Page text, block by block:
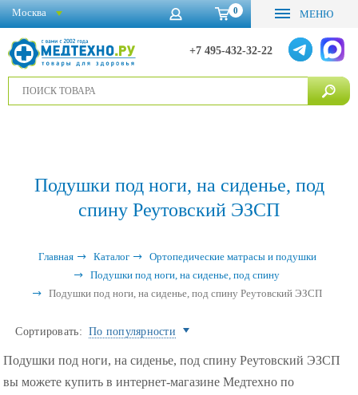
0 МЕНЮ
+7 495-432-32-22
Москва
Подушки под ноги, на сиденье, под
спину Реутовский ЭЗСП
Главная Каталог
Ортопедические матрасы и подушки
Подушки под ноги, на сиденье, под спину
Подушки под ноги, на сиденье, под спину Реутовский ЭЗСП
Сортировать: По популярности
Подушки под ноги, на сиденье, под спину Реутовский ЭЗСП
вы можете купить в интернет-магазине Медтехно по